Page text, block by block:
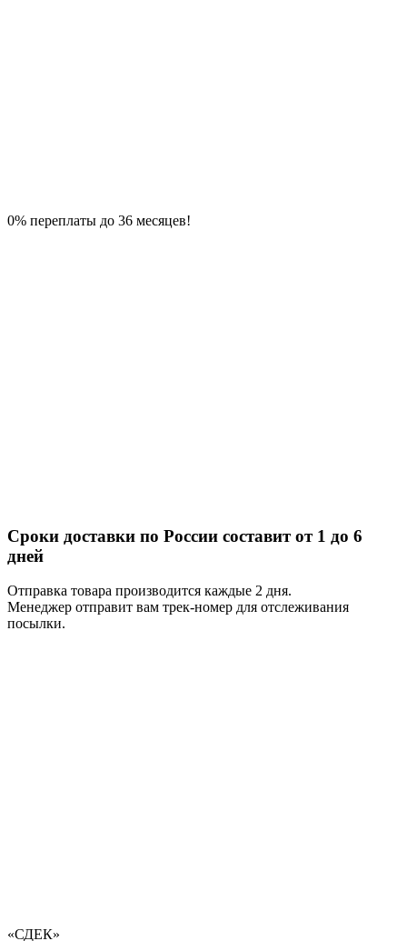
0% переплаты до 36 месяцев!
Сроки доставки по России составит от 1 до 6
дней
Отправка товара производится каждые 2 дня.
Менеджер отправит вам трек-номер для отслеживания
посылки.
«СДЕК»